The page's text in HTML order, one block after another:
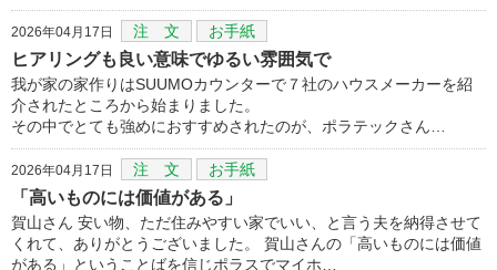
2026年04月17日 注 文 お手紙
ヒアリングも良い意味でゆるい雰囲気で
我が家の家作りはSUUMOカウンターで７社のハウスメーカーを紹
介されたところから始まりました。
その中でとても強めにおすすめされたのが、ポラテックさん…
2026年04月17日 注 文 お手紙
「高いものには価値がある」
賀山さん 安い物、ただ住みやすい家でいい、と言う夫を納得させて
くれて、ありがとうございました。 賀山さんの「高いものには価値
がある」ということばを信じポラスでマイホ…